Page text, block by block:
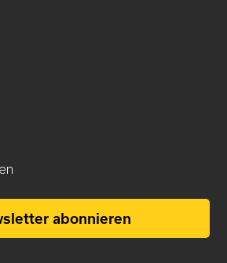
abonnieren